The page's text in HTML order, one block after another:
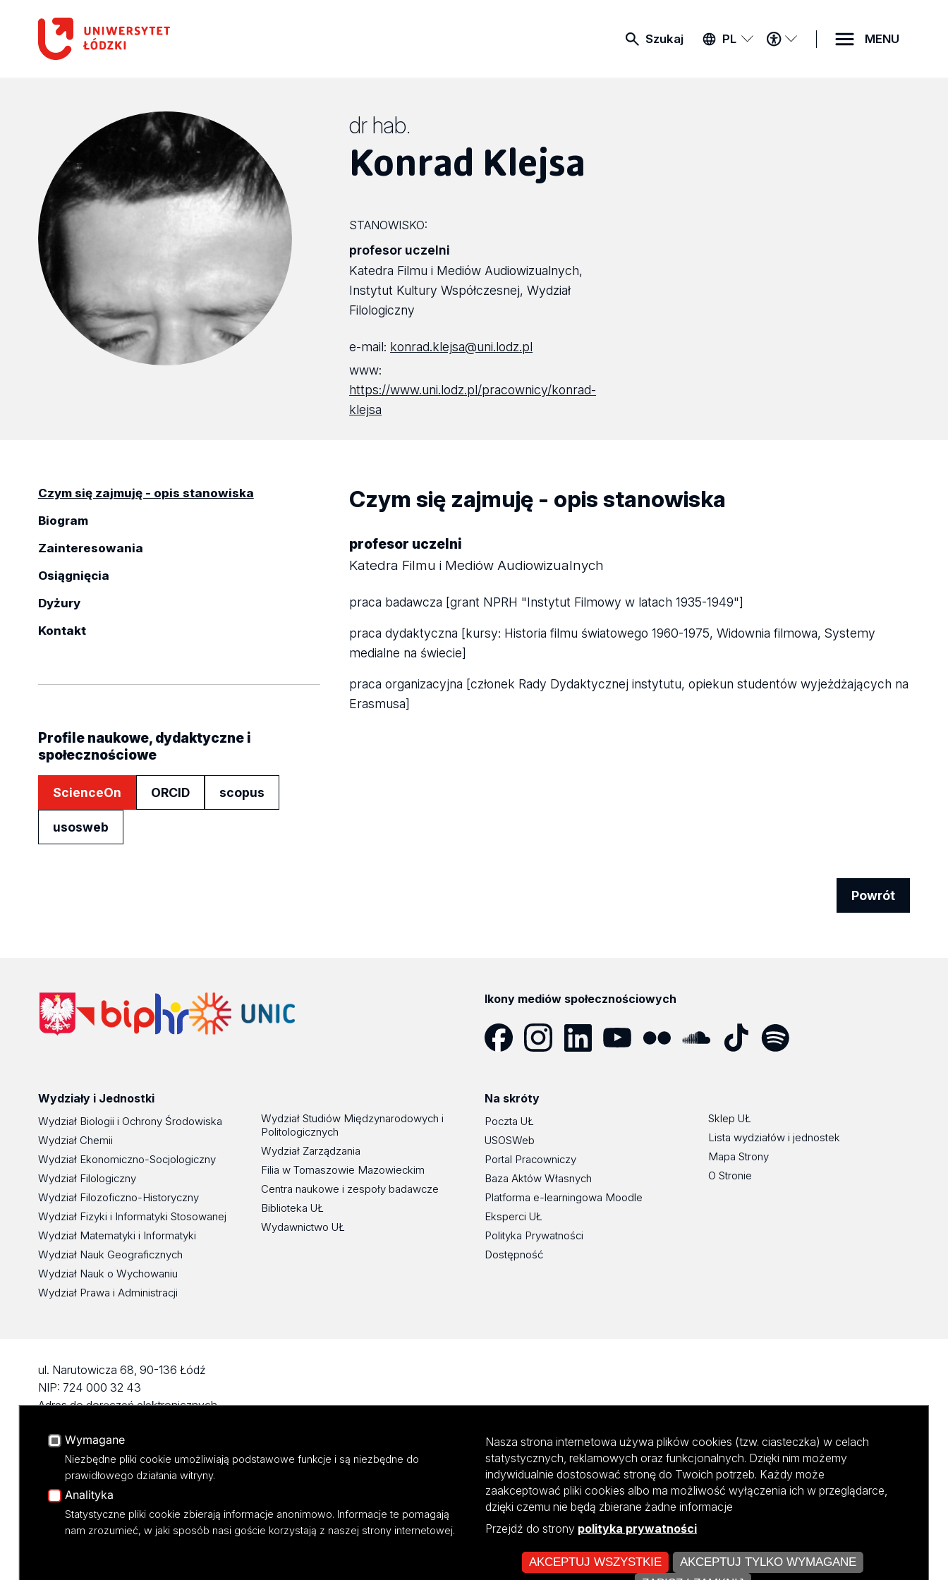
Szukaj PL
MENU
DOSTĘPNOŚCI
MENU
dr hab.
Konrad Klejsa
STANOWISKO:
profesor uczelni
Katedra Filmu i Mediów Audiowizualnych,
Instytut Kultury Współczesnej, Wydział
Filologiczny
e-mail: konrad.klejsa@uni.lodz.pl
www:
https://www.uni.lodz.pl/pracownicy/konrad-
klejsa
Czym się zajmuję - opis stanowiska
Biogram
Zainteresowania
Osiągnięcia
Dyżury
Kontakt
Profile naukowe, dydaktyczne i
społecznościowe
ScienceOn ORCID scopus
usosweb
Czym się zajmuję - opis stanowiska
profesor uczelni
Katedra Filmu i Mediów Audiowizualnych
praca badawcza [grant NPRH "Instytut Filmowy w latach 1935-1949"]
praca dydaktyczna [kursy: Historia filmu światowego 1960-1975, Widownia filmowa, Systemy
medialne na świecie]
praca organizacyjna [członek Rady Dydaktycznej instytutu, opiekun studentów wyjeżdżających na
Erasmusa]
Powrót
Ikony mediów społecznościowych
Wydziały i Jednostki
Wydział Biologii i Ochrony Środowiska
Wydział Chemii
Wydział Ekonomiczno-Socjologiczny
Wydział Filologiczny
Wydział Filozoficzno-Historyczny
Wydział Fizyki i Informatyki Stosowanej
Wydział Matematyki i Informatyki
Wydział Nauk Geograficznych
Wydział Nauk o Wychowaniu
Wydział Prawa i Administracji
Wydział Studiów Międzynarodowych i
Politologicznych
Wydział Zarządzania
Filia w Tomaszowie Mazowieckim
Centra naukowe i zespoły badawcze
Biblioteka UŁ
Wydawnictwo UŁ
Na skróty
Poczta UŁ
USOSWeb
Portal Pracowniczy
Baza Aktów Własnych
Platforma e-learningowa Moodle
Eksperci UŁ
Polityka Prywatności
Dostępność
Sklep UŁ
Lista wydziałów i jednostek
Mapa Strony
O Stronie
ul. Narutowicza 68, 90-136 Łódź
NIP: 724 000 32 43
Adres do doręczeń elektronicznych
KONTAKT
Projekt Multiportalu UŁ współfinansowany z funduszy Unii Europejskiej w ramach konkursu NCBR
Wymagane
Niezbędne pliki cookie umożliwiają podstawowe funkcje i są niezbędne do
prawidłowego działania witryny.
Analityka
Statystyczne pliki cookie zbierają informacje anonimowo. Informacje te pomagają
nam zrozumieć, w jaki sposób nasi goście korzystają z naszej strony internetowej.
Nasza strona internetowa używa plików cookies (tzw. ciasteczka) w celach
statystycznych, reklamowych oraz funkcjonalnych. Dzięki nim możemy
indywidualnie dostosować stronę do Twoich potrzeb. Każdy może
zaakceptować pliki cookies albo ma możliwość wyłączenia ich w przeglądarce,
dzięki czemu nie będą zbierane żadne informacje
Przejdź do strony polityka prywatności
AKCEPTUJ WSZYSTKIE
AKCEPTUJ TYLKO WYMAGANE